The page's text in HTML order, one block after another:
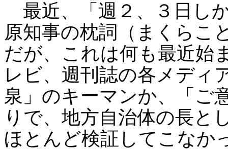
最近、「週２、３日し
原知事の枕詞（まくらこ
だが、これは何も最近始
レビ、週刊誌の各メディ
泉」のキーマンか、「ご
りで、地方自治体の長と
ほとんど検証してこなか